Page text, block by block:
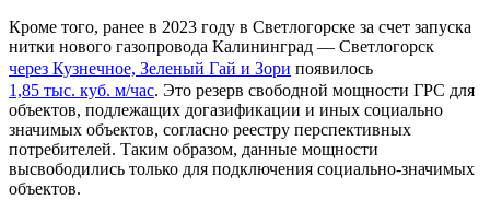
Кроме того, ранее в 2023 году в Светлогорске за счет запуска
нитки нового газопровода Калининград — Светлогорск
через Кузнечное, Зеленый Гай и Зори появилось
1,85 тыс. куб. м/час. Это резерв свободной мощности ГРС для
объектов, подлежащих догазификации и иных социально
значимых объектов, согласно реестру перспективных
потребителей. Таким образом, данные мощности
высвободились только для подключения социально-значимых
объектов.